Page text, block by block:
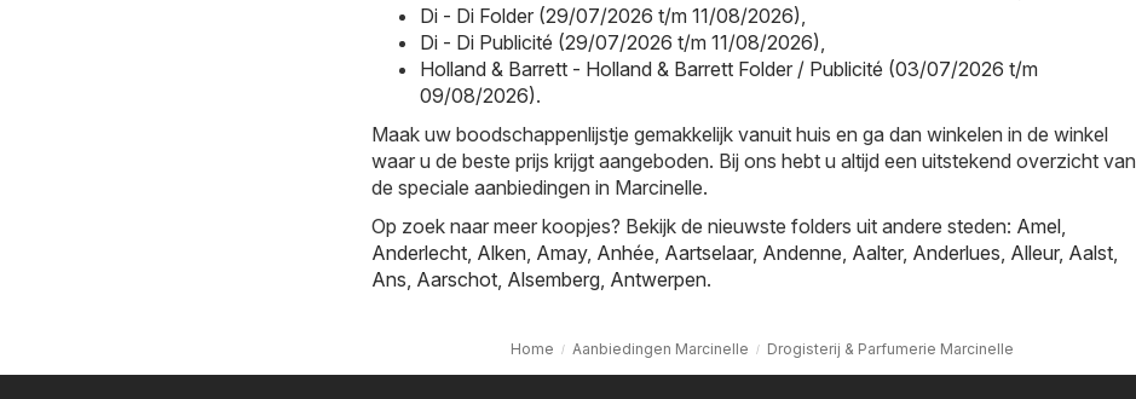
Di - Di Folder (29/07/2026 t/m 11/08/2026)
Di - Di Publicité (29/07/2026 t/m 11/08/2026)
Holland & Barrett - Holland & Barrett Folder / Publicité (03/07/2026 t/m
09/08/2026).
Maak uw boodschappenlijstje gemakkelijk vanuit huis en ga dan winkelen in de winkel
waar u de beste prijs krijgt aangeboden. Bij ons hebt u altijd een uitstekend overzicht van
de speciale aanbiedingen in Marcinelle.
Op zoek naar meer koopjes? Bekijk de nieuwste folders uit andere steden: Amel
Anderlecht Alken Amay, Anhée Aartselaar, Andenne Aalter, Anderlues Alleur, Aalst
Ans Aarschot Alsemberg Antwerpen.
Home Aanbiedingen Marcinelle Drogisterij & Parfumerie Marcinelle